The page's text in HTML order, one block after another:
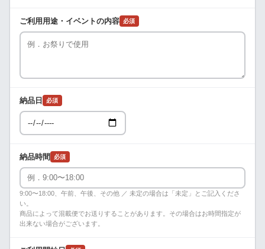
ご利用用途・イベントの内容 必須
納品日 必須
納品時間 必須
9:00〜18:00、午前、午後、その他 ／ 未定の場合は「未定」とご記入くださ
い。
商品によって混載便でお送りすることがあります。その場合はお時間指定が
出来ない場合がございます。